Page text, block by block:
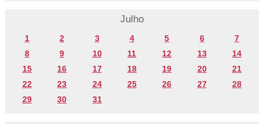
Julho
1 2 3 4 5 6
7
8
9 10 11 12 13
14
15
16 17 18 19 20
21
22
23 24 25 26 27
28
29
30 31